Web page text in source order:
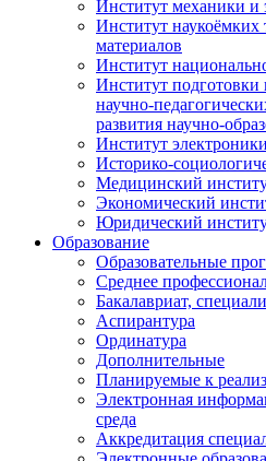
Институт механики и
Институт
материалов
Институт
Институт подготовки
научно-
развития научно-
Институт
Историко-
Медицинский
Экономический
Юридический
Образование
Образовательные
Среднее
Бакалавриат,
Аспирантура
Ординатура
Дополнительные
Планируемые к
Электронная
среда
Аккредитация